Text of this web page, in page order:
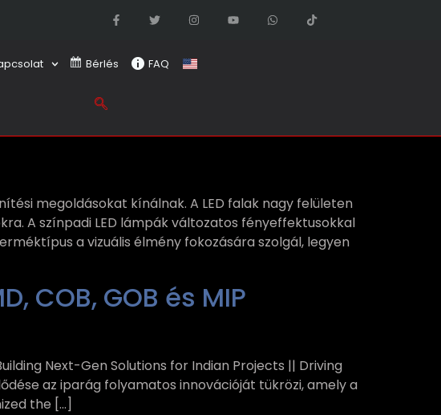
Bérlés FAQ
megoldásokat kínálnak. A LED falak nagy felületen
A színpadi LED lámpák változatos fényeffektusokkal
a vizuális élmény fokozására szolgál, legyen
COB, GOB és MIP
Next-Gen Solutions for Indian Projects || Driving
az iparág folyamatos innovációját tükrözi, amely a
the […]